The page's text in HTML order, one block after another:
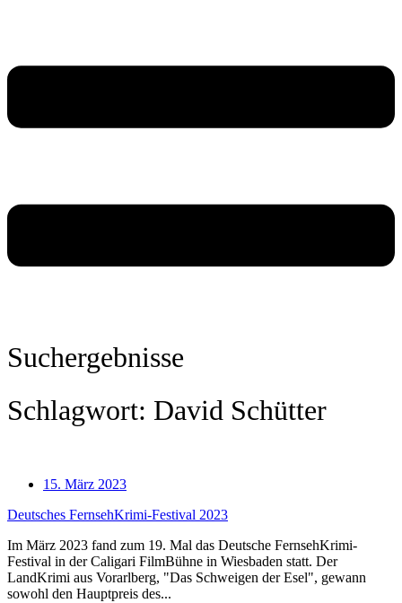
Suchergebnisse
Schlagwort: David Schütter
15. März 2023
Deutsches FernsehKrimi-Festival 2023
Im März 2023 fand zum 19. Mal das Deutsche FernsehKrimi-
Festival in der Caligari FilmBühne in Wiesbaden statt. Der
LandKrimi aus Vorarlberg, "Das Schweigen der Esel", gewann
sowohl den Hauptpreis des...